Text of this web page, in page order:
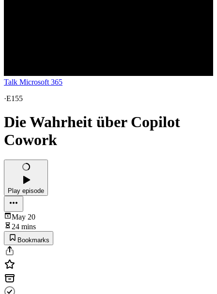
Talk Microsoft 365
·E155
Die Wahrheit über Copilot
Cowork
Play episode
May 20
24 mins
Bookmarks